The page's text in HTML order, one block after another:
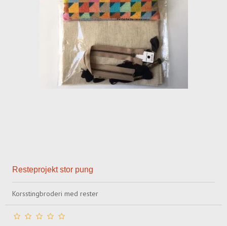
Resteprojekt stor pung
Korsstingbroderi med rester